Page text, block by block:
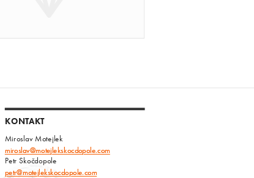
KONTAKT
Miroslav Motejlek
miroslav@motejlekskocdopole.com
Petr Skočdopole
petr@motejlekskocdopole.com